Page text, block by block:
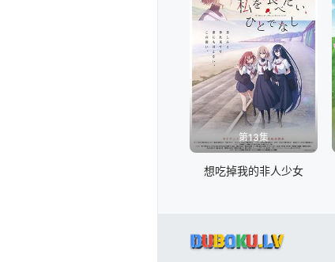
第13集
想吃掉我的非人少女